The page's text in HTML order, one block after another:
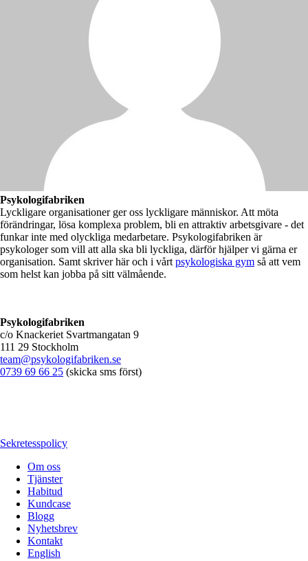
Psykologifabriken
Lyckligare organisationer ger oss lyckligare människor. Att möta
förändringar, lösa komplexa problem, bli en attraktiv arbetsgivare - det
funkar inte med olyckliga medarbetare. Psykologifabriken är
psykologer som vill att alla ska bli lyckliga, därför hjälper vi gärna er
organisation. Samt skriver här och i vårt psykologiska gym så att vem
som helst kan jobba på sitt välmående.
Psykologifabriken
c/o Knackeriet Svartmangatan 9
111 29 Stockholm
team@psykologifabriken.se
0739 69 66 25 (skicka sms först)
Sekretesspolicy
Om oss
Tjänster
Habitud
Kundcase
Blogg
Nyhetsbrev
Kontakt
English